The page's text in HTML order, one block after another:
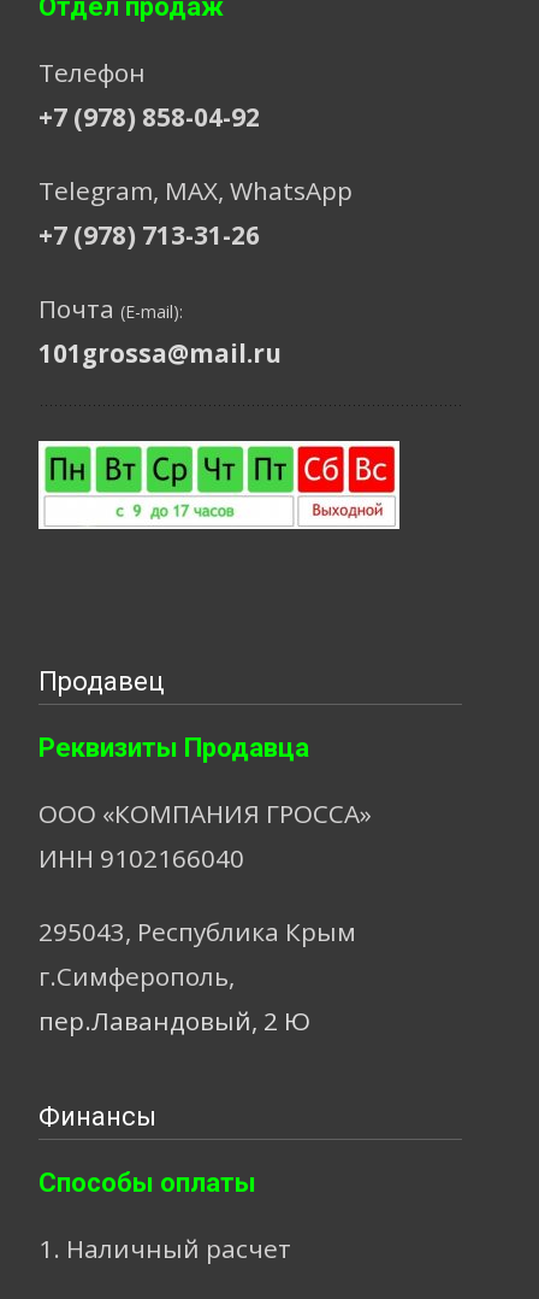
Отдел продаж
Телефон
+7 (978) 858-04-92
Telegram, МАХ, WhatsApp
+7 (978) 713-31-26
Почта (E-mail):
101grossa@mail.ru
Продавец
Реквизиты Продавца
ООО «КОМПАНИЯ ГРОССА»
ИНН 9102166040
295043, Республика Крым
г.Симферополь,
пер.Лавандовый, 2 Ю
Финансы
Способы оплаты
1. Наличный расчет